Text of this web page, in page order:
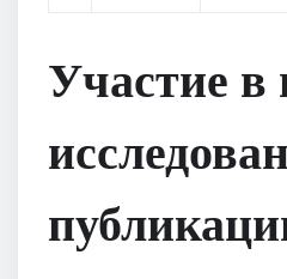
Участие в